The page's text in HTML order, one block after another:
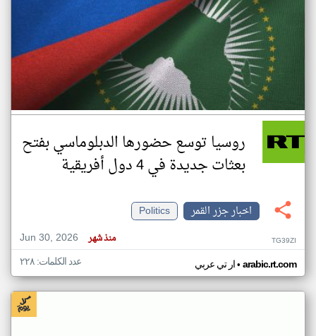
روسيا توسع حضورها الدبلوماسي بفتح
بعثات جديدة في 4 دول أفريقية
اخبار جزر القمر
Politics
Jun 30, 2026
منذ شهر TG39ZI
ار تي عربي• arabic.rt.com عدد الكلمات: ٢٢٨